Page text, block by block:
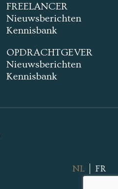
FREELANCER
Nieuwsberichten
Kennisbank
OPDRACHTGEVER
Nieuwsberichten
Kennisbank
NL FR